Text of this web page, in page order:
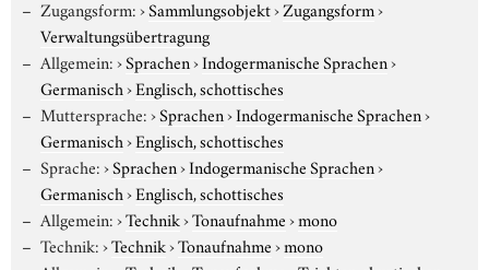
Zugangsform:›Sammlungsobjekt›Zugangsform›
Verwaltungsübertragung
Allgemein:›Sprachen›Indogermanische Sprachen›
Germanisch›Englisch, schottisches
Muttersprache:›Sprachen›Indogermanische Sprachen›
Germanisch›Englisch, schottisches
Sprache:›Sprachen›Indogermanische Sprachen›
Germanisch›Englisch, schottisches
Allgemein:›Technik›Tonaufnahme›mono
Technik:›Technik›Tonaufnahme›mono